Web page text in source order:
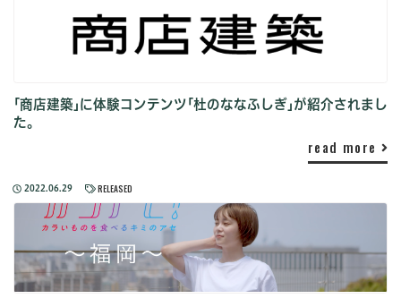
｢商店建築｣に体験コンテンツ｢杜のななふしぎ｣が紹介されまし
た。
read more
2022.06.29 RELEASED